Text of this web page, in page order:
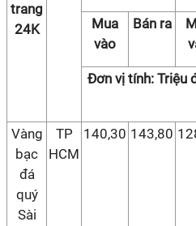
trang
24K
Mua
vào
Bán ra
Đơn vị tính: Triệu
Vàng
bạc
đá
quý
Sài
TP
HCM
140,30 143,80